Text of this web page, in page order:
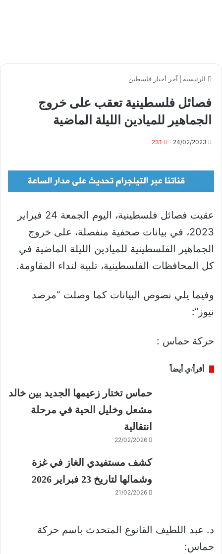
الرئيسية آخر أخبار فلسطين
فصائل فلسطينية تعقب على خروج
الجماهير للميادين الليلة الماضية
24/02/2023
231
عقبت فصائل فلسطينية، اليوم الجمعة 24 فبراير
2023، في بيانات صحفية منفصلة، على خروج
الجماهير الفلسطينية للميادين الليلة الماضية في
كل المحافظات الفلسطينية، تلبية لنداء المقاومة.
وفيما يلي نصوص البيانات كما وصلت “مرصد
نيوز”:
حركة حماس :
أقرأ/ي أيضاً
حماس تختار زعيمها الجديد بين خالد
مشعل وخليل الحية في مرحلة
انتقالية
22/02/2026
كشف مستفيدي الغاز في غزة
وشمالها لتاريخ 23 فبراير 2026
21/02/2026
د. عبد اللطيف القانوع المتحدث باسم حركة
حماس: